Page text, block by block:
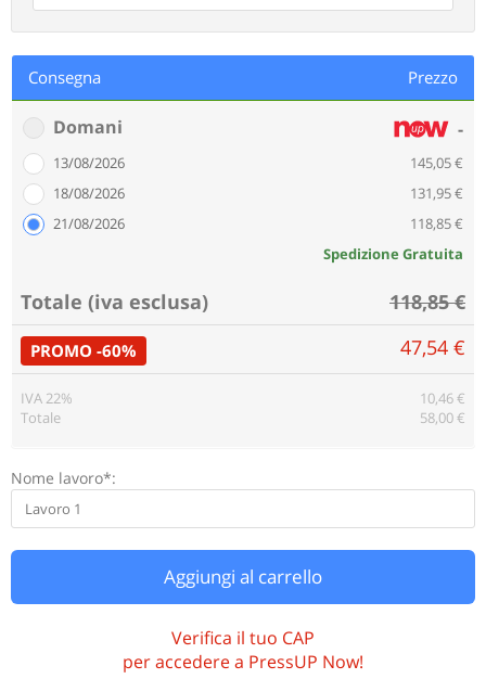
Consegna Prezzo
Domani -
13/08/2026
145,05 €
18/08/2026
131,95 €
21/08/2026
118,85 €
Spedizione Gratuita
Totale (iva esclusa) 118,85 €
PROMO -60% 47,54 €
IVA 22%
Totale
10,46 €
58,00 €
Nome lavoro*:
Aggiungi al carrello
Verifica il tuo CAP
per accedere a PressUP Now!